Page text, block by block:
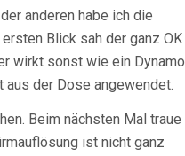
anderen habe ich die
Blick sah der ganz OK
wirkt sonst wie ein Dynamo
aus der Dose angewendet.
Beim nächsten Mal traue
ist nicht ganz